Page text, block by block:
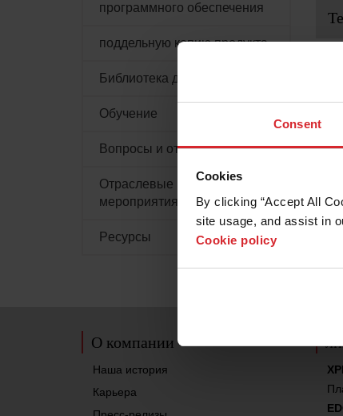
Consent
Cookies
By clicking “Accept All
site usage, and assist in
Cookie policy
программного обеспечения
поддельную копию продукта
Библиотека документов
Обучение
Вопросы и ответы
Отраслевые выставки и
мероприятия
Pесурсы
О компании
Наша история
Карьера